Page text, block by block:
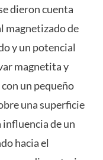
dieron cuenta
magnetizado de
y un potencial
magnetita y
un pequeño
una superficie
influencia de un
hacia el